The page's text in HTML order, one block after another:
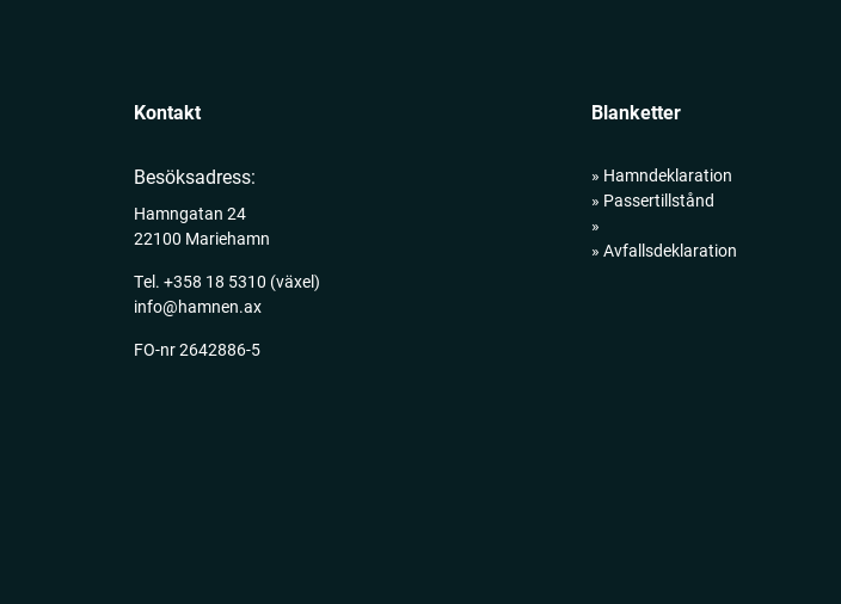
Kontakt
Besöksadress:
Hamngatan 24
22100 Mariehamn
Tel. +358 18 5310 (växel)
info@hamnen.ax
FO-nr 2642886-5
Blanketter
» Hamndeklaration
» Passertillstånd
»
» Avfallsdeklaration